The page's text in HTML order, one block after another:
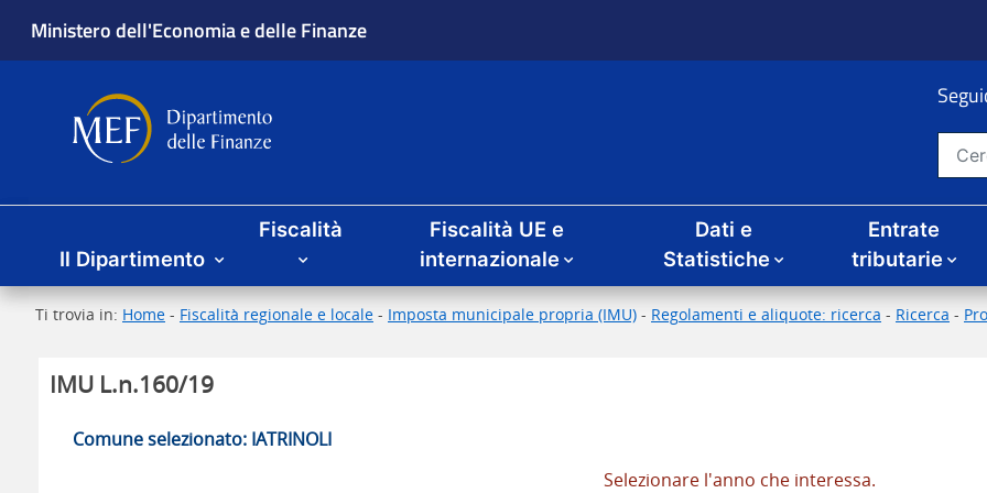
Ministero dell'Economia e delle Finanze
Dipartimento delle Finanze Cerca nel
Menu principale
Il Dipartimento
Fiscalità
Fiscalità UE e
internazionale
Dati e
Statistiche
Entrate
tributarie
Ti trovia in: Home - Fiscalità regionale e locale - Imposta municipale propria (IMU) - Regolamenti e aliquote: ricerca - Ricerca -
IMU L.n.160/19
Comune selezionato: IATRINOLI
Selezionare l'anno che interessa.